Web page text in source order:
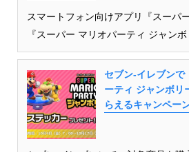
スマートフォン向けアプリ『スーパ
『スーパー マリオパーティ ジャン
セブン-イレブンで
ーティ ジャンボリ
らえるキャンペー